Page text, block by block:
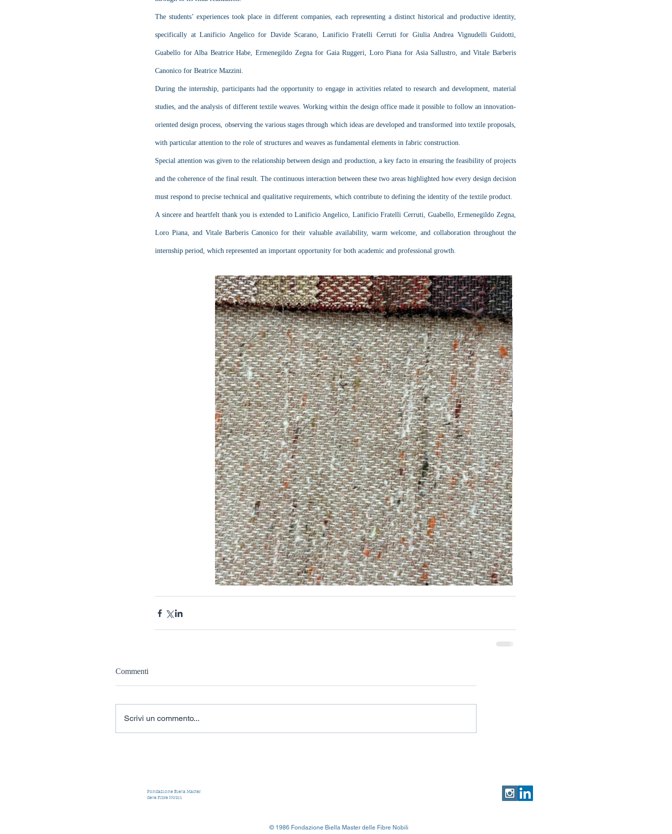
The students’ experiences took place in different companies, each representing a distinct historical and productive identity,
specifically at Lanificio Angelico for Davide Scarano, Lanificio Fratelli Cerruti for Giulia Andrea Vignudelli Guidotti,
Guabello for Alba Beatrice Habe, Ermenegildo Zegna for Gaia Ruggeri, Loro Piana for Asia Sallustro, and Vitale Barberis
Canonico for Beatrice Mazzini.
During the internship, participants had the opportunity to engage in activities related to research and development, material
studies, and the analysis of different textile weaves. Working within the design office made it possible to follow an innovation-
oriented design process, observing the various stages through which ideas are developed and transformed into textile proposals,
with particular attention to the role of structures and weaves as fundamental elements in fabric construction.
Special attention was given to the relationship between design and production, a key facto in ensuring the feasibility of projects
and the coherence of the final result. The continuous interaction between these two areas highlighted how every design decision
must respond to precise technical and qualitative requirements, which contribute to defining the identity of the textile product.
A sincere and heartfelt thank you is extended to Lanificio Angelico, Lanificio Fratelli Cerruti, Guabello, Ermenegildo Zegna,
Loro Piana, and Vitale Barberis Canonico for their valuable availability, warm welcome, and collaboration throughout the
internship period, which represented an important opportunity for both academic and professional growth.
Commenti
Scrivi un commento...
Fondazione Biella Master
delle Fibre Nobili
© 1986 Fondazione Biella Master delle Fibre Nobili